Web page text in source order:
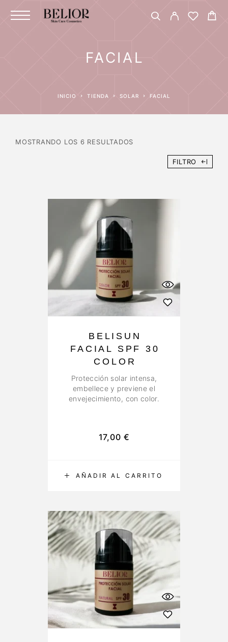
FACIAL
INICIO TIENDA SOLAR FACIAL
MOSTRANDO LOS 6 RESULTADOS
FILTRO
AÑADIR AL CARRITO
BELISUN
FACIAL SPF 30
COLOR
Protección solar intensa,
embellece y previene el
envejecimiento, con color.
17,00 €